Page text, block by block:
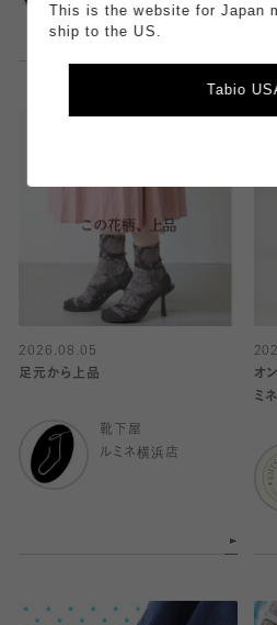
2026.08.05
足元から上品
靴下屋
ルミネ横浜店
オ
ミ
This is the website for Japan
ship to the US.
Tabio